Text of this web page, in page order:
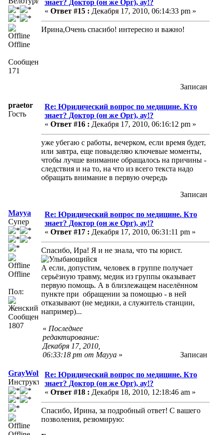
Offline
Сообщений:
171
знает? Доктор (он же Орг), ау!?
« Ответ #15 : Декабря 17, 2010, 06:14:33 pm »
Ирина,Очень спасибо! интересно и важно!
Записан
praetor
Гость
Re: Юридический вопрос по медицине. Кто
знает? Доктор (он же Орг), ау!?
« Ответ #16 : Декабря 17, 2010, 06:16:12 pm »
уже убегаю с работы, вечерком, если время будет,
или завтра, еще повыделяю ключевые моменты,
чтобы лучше внимание обращалось на причины -
следствия и на то, на что из всего текста надо
обращать внимание в первую очередь
Записан
Mayya
Супер
Offline
Пол:
Сообщений:
1807
Re: Юридический вопрос по медицине. Кто
знает? Доктор (он же Орг), ау!?
« Ответ #17 : Декабря 17, 2010, 06:31:11 pm »
Спасибо, Ира! Я и не знала, что ты юрист.
А если, допустим, человек в группе получает
серьёзную травму, медик из группы оказывает
первую помощь. А в близлежащем населённом
пункте при обращении за помощью - в ней
отказывают (не медики, а служитель станции,
например)...
« Последнее
редактирование:
Декабря 17, 2010,
06:33:18 pm от Mayya » Записан
GrayWolf
Инструктор
Re: Юридический вопрос по медицине. Кто
знает? Доктор (он же Орг), ау!?
« Ответ #18 : Декабря 18, 2010, 12:18:46 am »
Спасибо, Ирина, за подробный ответ! С вашего
позволения, резюмирую: